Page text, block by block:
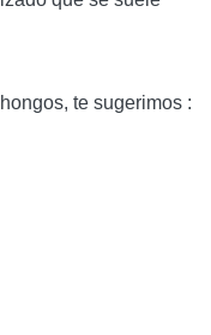
te sugerimos :